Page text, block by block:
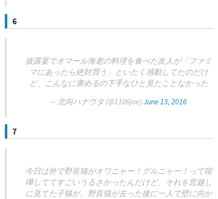
6
披露宴でオマール海老の料理を食べた友人が「ファミ
マにあったら絶対買う」といたく感動してたのだけ
ど、こんなに褒めるの下手なひと見たことなかった
— 北向ハナウタ (@1106joe) June 13, 2016
7
今日は外で野良猫がオワニャー！グルニャー！って喧
嘩しててすごいうるさかったんだけど、それを窓越し
に見てた子猫が、野良猫が去った後に一人で壁に向か